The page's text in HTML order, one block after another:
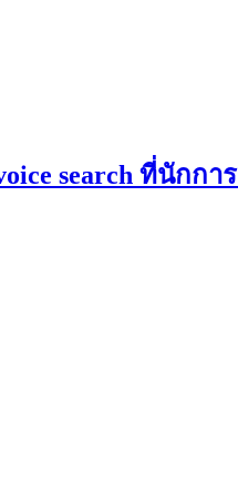
search ที่นักกา